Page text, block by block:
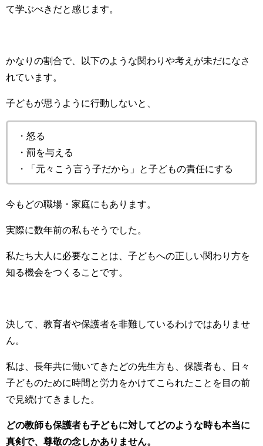
て学ぶべきだと感じます。
かなりの割合で、以下のような関わりや考えが未だになさ
れています。
子どもが思うように行動しないと、
・怒る
・罰を与える
・「元々こう言う子だから」と子どもの責任にする
今もどの職場・家庭にもあります。
実際に数年前の私もそうでした。
私たち大人に必要なことは、子どもへの正しい関わり方を
知る機会をつくることです。
決して、教育者や保護者を非難しているわけではありませ
ん。
私は、長年共に働いてきたどの先生方も、保護者も、日々
子どものために時間と労力をかけてこられたことを目の前
で見続けてきました。
どの教師も保護者も子どもに対してどのような時も本当に
真剣で、尊敬の念しかありません。